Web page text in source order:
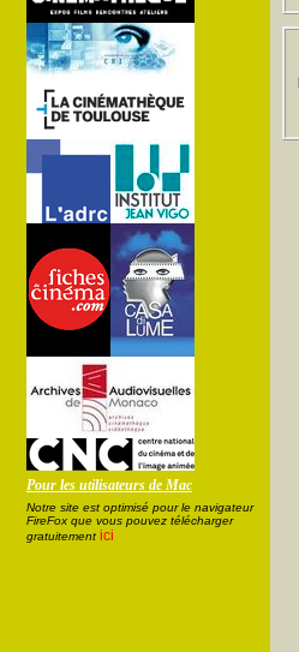
Pour les utilisateurs de Mac
Notre site est optimisé pour le navigateur
FireFox que vous pouvez télécharger
gratuitement ici